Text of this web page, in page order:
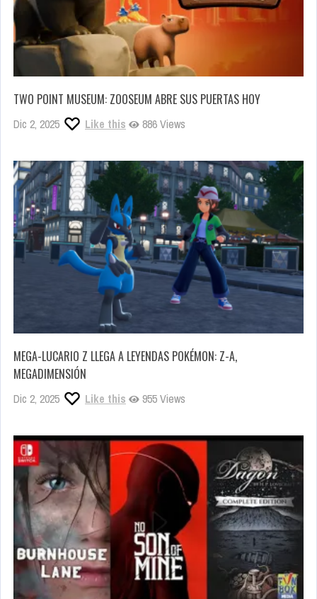
TWO POINT MUSEUM: ZOOSEUM ABRE SUS PUERTAS HOY
Dic 2, 2025 Like this 886 Views
MEGA-LUCARIO Z LLEGA A LEYENDAS POKÉMON: Z-A,
MEGADIMENSIÓN
Dic 2, 2025 Like this 955 Views